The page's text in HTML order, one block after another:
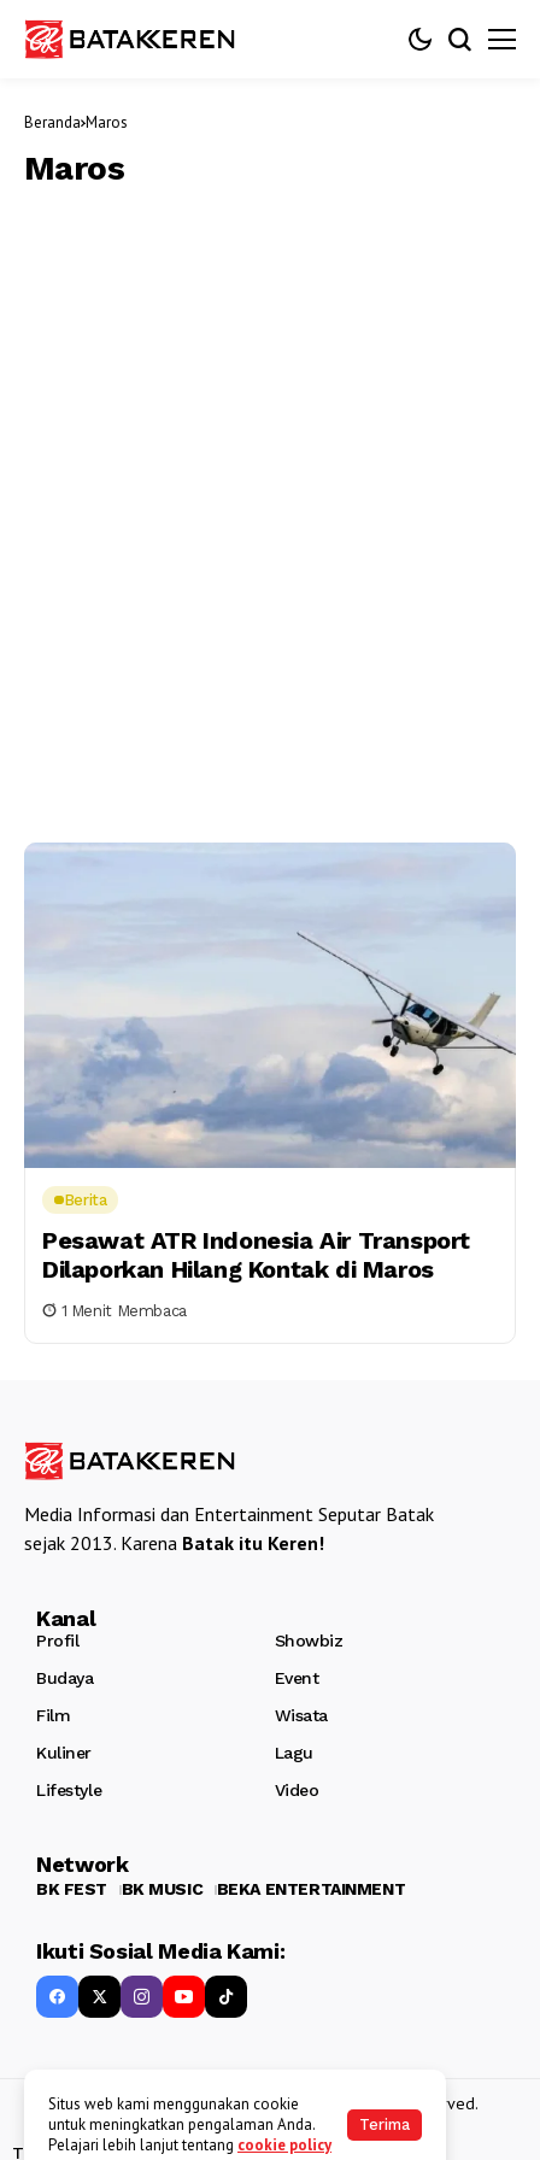
Beranda Maros
Maros
Berita
Pesawat ATR Indonesia Air Transport
Dilaporkan Hilang Kontak di Maros
1 Menit Membaca
Media Informasi dan Entertainment Seputar Batak
sejak 2013. Karena Batak itu Keren!
Kanal
Profil
Showbiz
Budaya
Event
Film
Wisata
Kuliner
Lagu
Lifestyle
Video
Network
BK FEST BK MUSIC BEKA ENTERTAINMENT
Ikuti Sosial Media Kami:
Copyright 2013 - 2025BATAKKEREN . All rights reserved.
Tentang Kami Kebijakan Data Pribadi Disclaimer
Situs web kami menggunakan cookie
untuk meningkatkan pengalaman Anda.
Pelajari lebih lanjut tentang cookie policy
Terima